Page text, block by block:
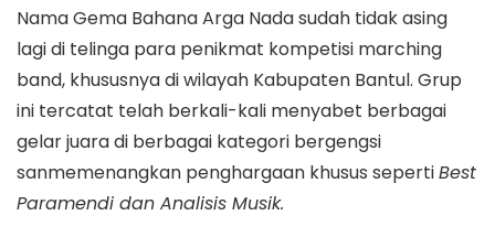
​Nama Gema Bahana Arga Nada sudah tidak asing
lagi di telinga para penikmat kompetisi marching
band, khususnya di wilayah Kabupaten Bantul. Grup
ini tercatat telah berkali-kali menyabet berbagai
gelar juara di berbagai kategori bergengsi
sanmemenangkan penghargaan khusus sepertiBest
Paramendi dan Analisis Musik.